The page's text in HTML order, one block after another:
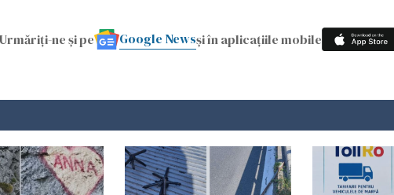
Urmăriți-ne și pe Google Newsși în aplicațiile mobile